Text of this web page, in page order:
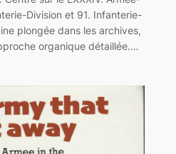
Division et 91. Infanterie-
plongée dans les archives,
organique détaillée.…